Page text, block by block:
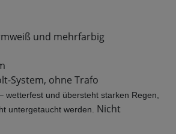
und mehrfarbig
System, ohne Trafo
wetterfest und übersteht starken Regen,
untergetaucht werden.
Nicht